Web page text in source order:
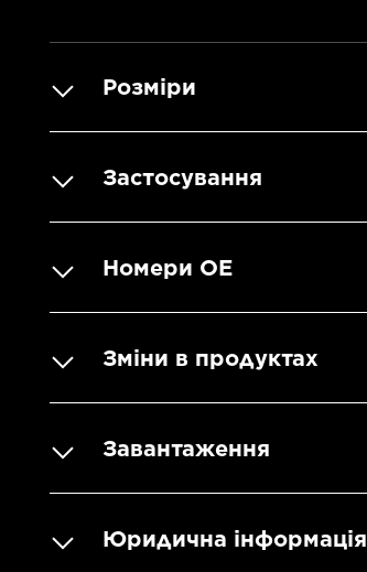
Розміри
Застосування
Номери OE
Зміни в продуктах
Завантаження
Юридична інформація